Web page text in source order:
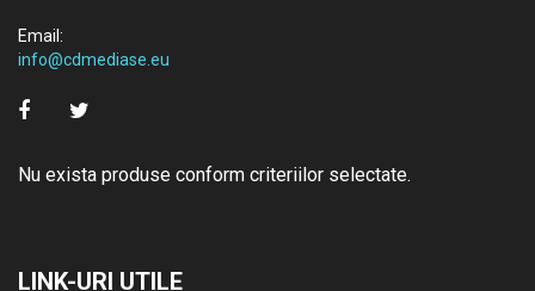
Email:
info@cdmediase.eu
Nu exista produse conform criteriilor selectate.
LINK-URI UTILE